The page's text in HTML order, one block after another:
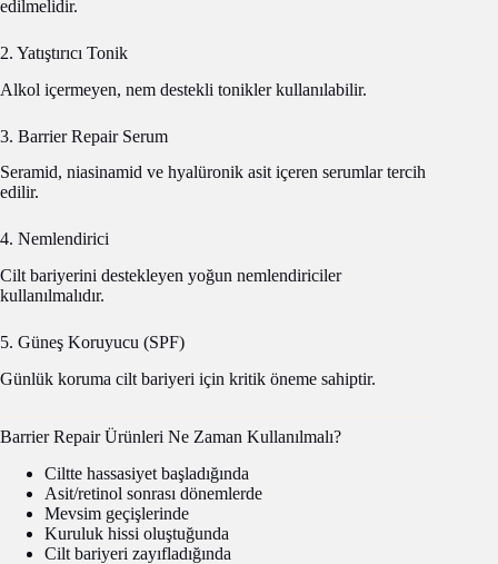
edilmelidir.
2. Yatıştırıcı Tonik
Alkol içermeyen, nem destekli tonikler kullanılabilir.
3. Barrier Repair Serum
Seramid, niasinamid ve hyalüronik asit içeren serumlar tercih
edilir.
4. Nemlendirici
Cilt bariyerini destekleyen yoğun nemlendiriciler
kullanılmalıdır.
5. Güneş Koruyucu (SPF)
Günlük koruma cilt bariyeri için kritik öneme sahiptir.
Barrier Repair Ürünleri Ne Zaman Kullanılmalı?
Ciltte hassasiyet başladığında
Asit/retinol sonrası dönemlerde
Mevsim geçişlerinde
Kuruluk hissi oluştuğunda
Cilt bariyeri zayıfladığında